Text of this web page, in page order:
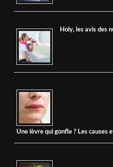
Holy, les avis des
Une lèvre qui gonfle ? Les causes